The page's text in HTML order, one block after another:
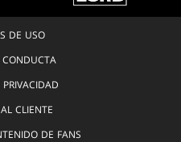
DE USO
CLIENTE
DE FANS